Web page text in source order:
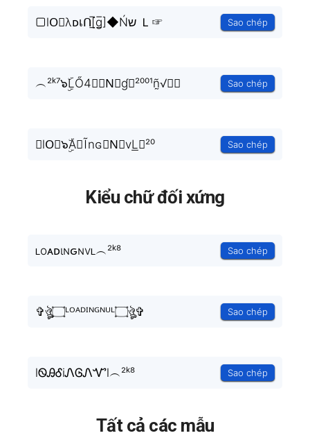
▢lO⃒λᴅเᑎ[̲̅g̲̅]◆Ńש Ｌ☞ Sao chép
︵²ᵏ⁷๖ۣۜLŐ4🅳ⓘN⃟ɠ︵²⁰⁰¹ñ̰√ｌ♜ Sao chép
☃lO⃟๖ۣۜAⓓĨnɢ✠N⃗vL͟︵²⁰ Sao chép
Kiểu chữ đối xứng
ʟoᴀᴅιɴԍɴvʟ︵²ᵏ⁸ Sao chép
✞ঔৣ۝ᴸᴼᴬᴰᴵᴺᴳᴺᵁᴸ۝ঔৣ✞ Sao chép
lᏫᎯᎴiᏁᎶᏁᏉl︵²ᵏ⁸ Sao chép
Tất cả các mẫu